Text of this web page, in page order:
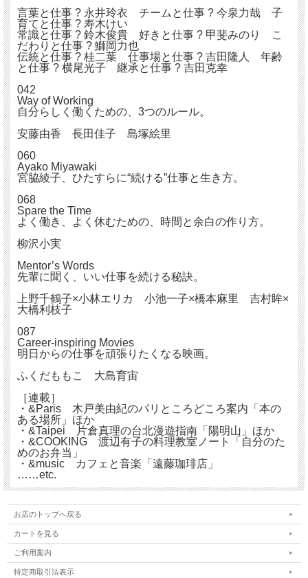
言葉と仕事 ? 永井玲衣 チームと仕事 ? 今泉力哉 子
育てと仕事 ? 寿木けい
常識と仕事 ? 鈴木俊貴 好きと仕事 ? 甲斐みのり こ
だわりと仕事 ? 鰤岡力也
伝統と仕事 ? 桂二葉 仕事場と仕事 ? 吉田隆人 年齢
と仕事 ? 横尾光子 継承と仕事 ? 吉田克幸
042
Way of Working
自分らしく働くための、3つのルール。
安藤由香 長田佳子 島塚絵里
060
Ayako Miyawaki
宮脇綾子、ひたすらに“続ける”仕事と生き方。
068
Spare the Time
よく働き、よく休むための、時間と余白の作り方。
柳沢小実
Mentor’s Words
先輩に聞く、いい仕事を続ける秘訣。
上野千鶴子×小林エリカ 小池一子×橋本麻里 吉村眸×
大橋利枝子
087
Career-inspiring Movies
明日からの仕事を頑張りたくなる映画。
ふくだももこ 大島育宙
［連載］
・&Paris 木戸美由紀のパリところどころ案内「本の
ある場所」ほか
・&Taipei 片倉真理の台北漫遊指南「陽明山」ほか
・&COOKING 渡辺有子の料理教室ノート「自分のた
めのお弁当」
・&music カフェと音楽「遠藤珈琲店」
……etc.
お店のトップへ戻る
カートを見る
ご利用案内
特定商取引法表示